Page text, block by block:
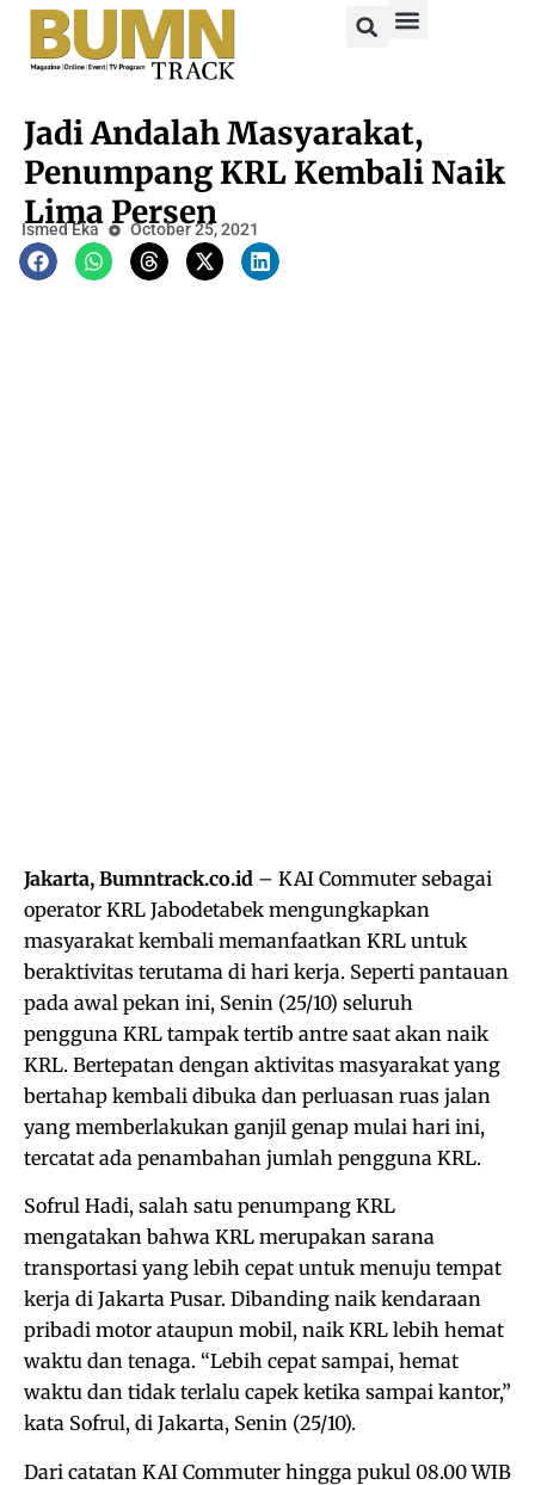
Jadi Andalah Masyarakat,
Penumpang KRL Kembali Naik
Lima Persen
Ismed Eka October 25, 2021
Jakarta, Bumntrack.co.id – KAI Commuter sebagai
operator KRL Jabodetabek mengungkapkan
masyarakat kembali memanfaatkan KRL untuk
beraktivitas terutama di hari kerja. Seperti pantauan
pada awal pekan ini, Senin (25/10) seluruh
pengguna KRL tampak tertib antre saat akan naik
KRL. Bertepatan dengan aktivitas masyarakat yang
bertahap kembali dibuka dan perluasan ruas jalan
yang memberlakukan ganjil genap mulai hari ini,
tercatat ada penambahan jumlah pengguna KRL.
Sofrul Hadi, salah satu penumpang KRL
mengatakan bahwa KRL merupakan sarana
transportasi yang lebih cepat untuk menuju tempat
kerja di Jakarta Pusar. Dibanding naik kendaraan
pribadi motor ataupun mobil, naik KRL lebih hemat
waktu dan tenaga. “Lebih cepat sampai, hemat
waktu dan tidak terlalu capek ketika sampai kantor,”
kata Sofrul, di Jakarta, Senin (25/10).
Dari catatan KAI Commuter hingga pukul 08.00 WIB